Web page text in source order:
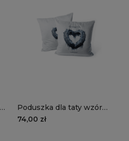
Poduszka dla taty wzór
DT13 | serce z opony
74,00 zł